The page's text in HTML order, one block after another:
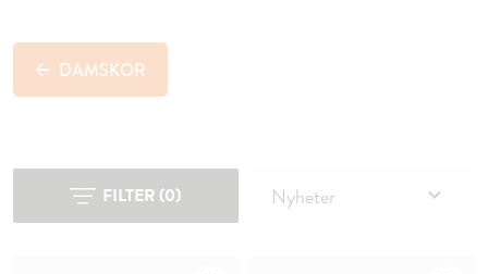
DAMSKOR
FILTER (0) Nyheter